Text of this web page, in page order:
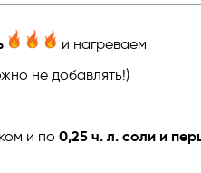
и нагреваем
не добавлять!)
и по 0,25 ч. л. соли и